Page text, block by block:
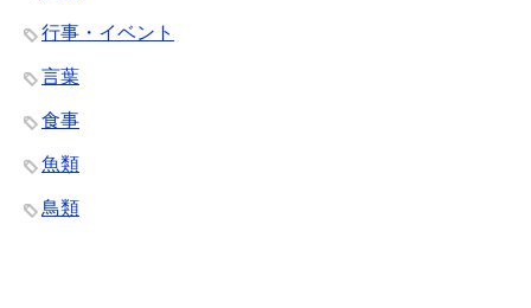
行事・イベント
言葉
食事
魚類
鳥類